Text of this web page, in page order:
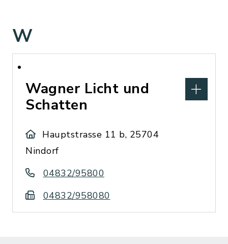
W
Wagner Licht und
Schatten
Hauptstrasse 11 b, 25704
Nindorf
04832/95800
04832/958080